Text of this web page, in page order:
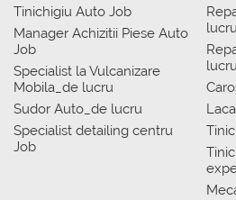
Tinichigiu Auto Job
Manager Achizitii Piese Auto
Job
Specialist la Vulcanizare
Mobila_de lucru
Sudor Auto_de lucru
Specialist detailing centru
Job
lucru
lucru